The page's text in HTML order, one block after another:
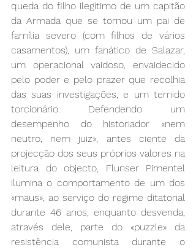
queda do filho ilegítimo de um capitão
da Armada que se tornou um pai de
família severo (com filhos de vários
casamentos), um fanático de Salazar,
um operacional vaidoso, envaidecido
pelo poder e pelo prazer que recolhia
das suas investigações, e um temido
torcionário. Defendendo um
desempenho do historiador «nem
neutro, nem juiz», antes ciente da
projecção dos seus próprios valores na
leitura do objecto, Flunser Pimentel
ilumina o comportamento de um dos
«maus», ao serviço do regime ditatorial
durante 46 anos, enquanto desvenda,
através dele, parte do «puzzle» da
resistência comunista durante o